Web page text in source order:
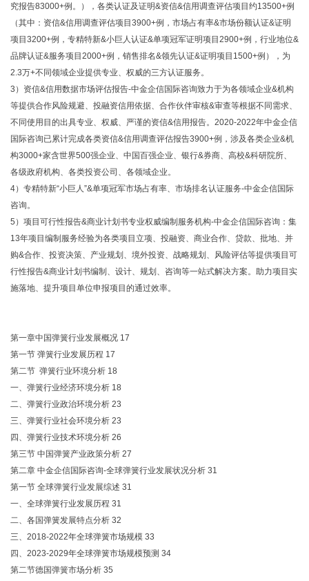
究报告83000+例。），各类认证及证明&资信&信用调查评估项目约13500+例
（其中：资信&信用调查评估项目3900+例，市场占有率&市场份额认证&证明
项目3200+例，专精特新&小巨人认证&单项冠军证明项目2900+例，行业地位&
品牌认证&服务项目2000+例，销售排名&领先认证&证明项目1500+例），为
2.3万+不同领域企业提供专业、权威的三方认证服务。
3）资信&信用数据市场评估报告-中金企信国际咨询致力于为各领域企业&机构
等提供合作风险规避、投融资信用依据、合作伙伴审核&审查等根据不同需求、
不同使用目的出具专业、权威、严谨的资信&信用报告。2020-2022年中金企信
国际咨询已累计完成各类资信&信用调查评估报告3900+例，涉及各类企业&机
构3000+家含世界500强企业、中国百强企业、银行&券商、高校&科研院所、
各级政府机构、各类投资公司、各领域企业。
4）专精特新“小巨人”&单项冠军市场占有率、市场排名认证服务-中金企信国际
咨询。
5）项目可行性报告&商业计划书专业权威编制服务机构-中金企信国际咨询：集
13年项目编制服务经验为各类项目立项、投融资、商业合作、贷款、批地、并
购&合作、投资决策、产业规划、境外投资、战略规划、风险评估等提供项目可
行性报告&商业计划书编制、设计、规划、咨询等一站式解决方案。助力项目实
施落地、提升项目单位申报项目的通过效率。
第一章中国弹簧行业发展概况 17
第一节 弹簧行业发展历程 17
第二节 弹簧行业环境分析 18
一、弹簧行业经济环境分析 18
二、弹簧行业政治环境分析 23
三、弹簧行业社会环境分析 23
四、弹簧行业技术环境分析 26
第三节 中国弹簧产业政策分析 27
第二章 中金企信国际咨询-全球弹簧行业发展状况分析 31
第一节 全球弹簧行业发展综述 31
一、全球弹簧行业发展历程 31
二、各国弹簧发展特点分析 32
三、2018-2022年全球弹簧市场规模 33
四、2023-2029年全球弹簧市场规模预测 34
第二节德国弹簧市场分析 35